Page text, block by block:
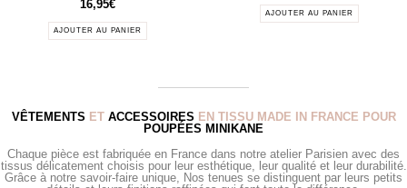
16,95€
AJOUTER AU PANIER
AJOUTER AU PANIER
VÊTEMENTS ET ACCESSOIRES EN TISSU MADE IN FRANCE POUR
POUPÉES MINIKANE
Chaque pièce est fabriquée en France dans notre atelier Parisien avec des
tissus délicatement choisis pour leur esthétique, leur qualité et leur durabilité.
Grâce à notre savoir-faire unique, Nos tenues se distinguent par leurs petits